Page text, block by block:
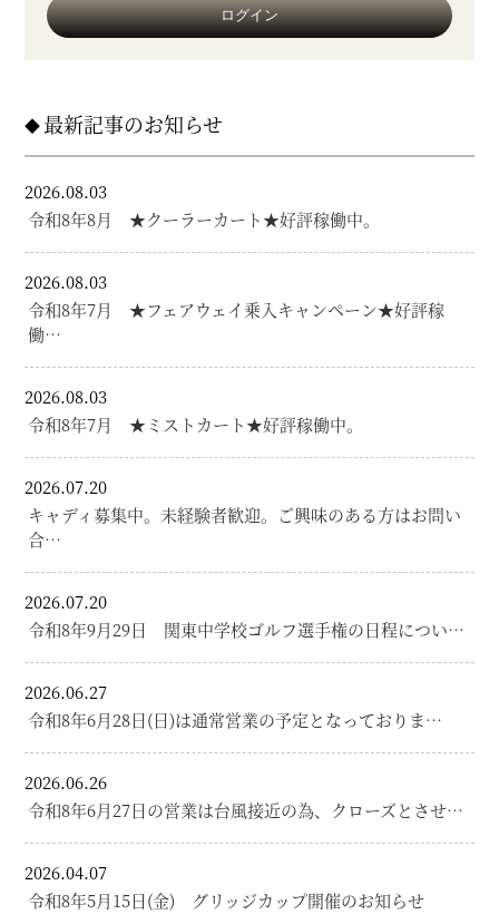
最新記事のお知らせ
2026.08.03
令和8年8月 ★クーラーカート★好評稼働中。
2026.08.03
令和8年7月 ★フェアウェイ乗入キャンペーン★好評稼
働…
2026.08.03
令和8年7月 ★ミストカート★好評稼働中。
2026.07.20
キャディ募集中。未経験者歓迎。ご興味のある方はお問い
合…
2026.07.20
令和8年9月29日 関東中学校ゴルフ選手権の日程につい…
2026.06.27
令和8年6月28日(日)は通常営業の予定となっておりま…
2026.06.26
令和8年6月27日の営業は台風接近の為、クローズとさせ…
2026.04.07
令和8年5月15日(金) グリッジカップ開催のお知らせ